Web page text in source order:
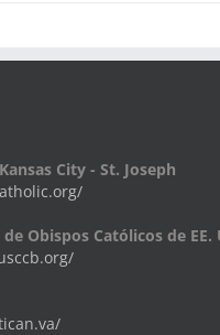
City - St. Joseph
Obispos Católicos de EE.